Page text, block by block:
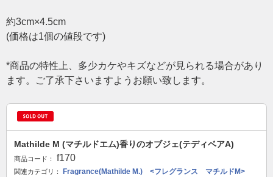
約3cm×4.5cm
(価格は1個の値段です)
*商品の特性上、多少カケやキズなどが見られる場合があり
ます。ご了承下さいますようお願い致します。
Mathilde M (マチルドエム)香りのオブジェ(テディベアA)
商品コード： f170
関連カテゴリ： Fragrance(Mathilde M.) <フレグランス マチルドM>